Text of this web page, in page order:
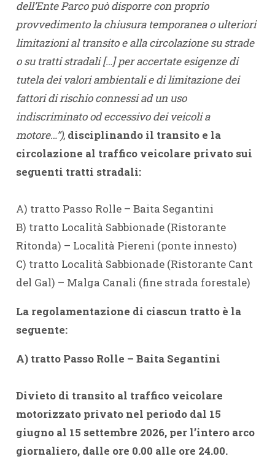
dell’Ente Parco può disporre con proprio
provvedimento la chiusura temporanea o ulteriori
limitazioni al transito e alla circolazione su strade
o su tratti stradali […] per accertate esigenze di
tutela dei valori ambientali e di limitazione dei
fattori di rischio connessi ad un uso
indiscriminato od eccessivo dei veicoli a
motore…”), disciplinando il transito e la
circolazione al traffico veicolare privato sui
seguenti tratti stradali:
A) tratto Passo Rolle – Baita Segantini
B) tratto Località Sabbionade (Ristorante
Ritonda) – Località Piereni (ponte innesto)
C) tratto Località Sabbionade (Ristorante Cant
del Gal) – Malga Canali (fine strada forestale)
La regolamentazione di ciascun tratto è la
seguente:
A) tratto Passo Rolle – Baita Segantini
Divieto di transito al traffico veicolare
motorizzato privato nel periodo dal 15
giugno al 15 settembre 2026, per l’intero arco
giornaliero, dalle ore 0.00 alle ore 24.00.